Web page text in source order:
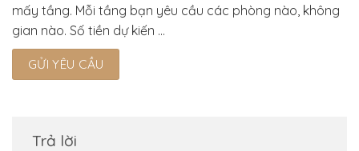
mấy tầng. Mỗi tầng bạn yêu cầu các phòng nào, không
gian nào. Số tiền dự kiến ...
Trả lời